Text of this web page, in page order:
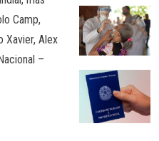
Camp,
Xavier, Alex
–